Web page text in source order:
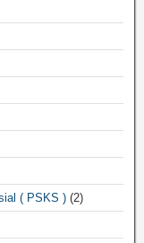
( PSKS ) (2)